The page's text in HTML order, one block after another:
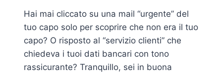
Hai mai cliccato su una mail “urgente” del
tuo capo solo per scoprire che non era il tuo
capo? O risposto al “servizio clienti” che
chiedeva i tuoi dati bancari con tono
rassicurante? Tranquillo, sei in buona